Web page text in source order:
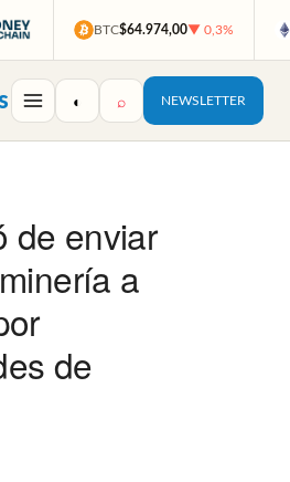
BTC$64.974,00▼ 0,3%
◐ ⌕ NEWSLETTER
de enviar
a
de